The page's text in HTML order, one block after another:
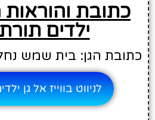
כתובת והוראות
ילדים
כתובת הגן: בית שמש נחל
לניווט בווייז אל גן